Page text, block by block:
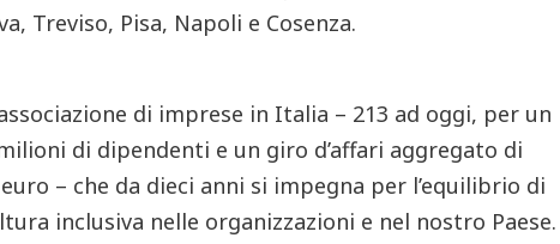
Treviso, Pisa, Napoli e Cosenza.
di imprese in Italia – 213 ad oggi, per un
di dipendenti e un giro d’affari aggregato di
– che da dieci anni si impegna per l’equilibrio di
inclusiva nelle organizzazioni e nel nostro Paese.